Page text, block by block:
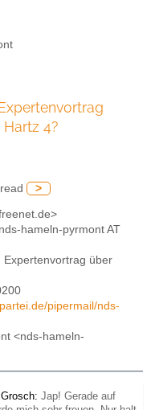
4?
>
hameln-pyrmont AT
Expertenvortrag über
pipermail/nds-
<nds-hameln-
Jap! Gerade auf